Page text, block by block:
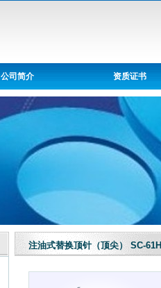
公司简介 资质证书
注油式替换顶针（顶尖） SC-61H